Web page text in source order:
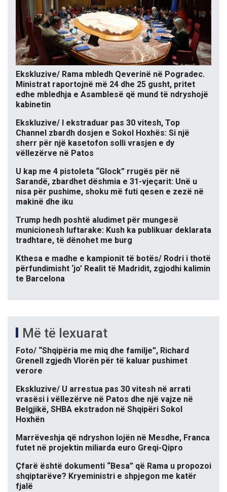
Ekskluzive/ Rama mbledh Qeverinë në Pogradec.
Ministrat raportojnë më 24 dhe 25 gusht, pritet
edhe mbledhja e Asamblesë që mund të ndryshojë
kabinetin
Ekskluzive/ I ekstraduar pas 30 vitesh, Top
Channel zbardh dosjen e Sokol Hoxhës: Si një
sherr për një kasetofon solli vrasjen e dy
vëllezërve në Patos
U kap me 4 pistoleta “Glock” rrugës për në
Sarandë, zbardhet dëshmia e 31-vjeçarit: Unë u
nisa për pushime, shoku më futi qesen e zezë në
makinë dhe iku
Trump hedh poshtë aludimet për mungesë
municionesh luftarake: Kush ka publikuar deklarata
tradhtare, të dënohet me burg
Kthesa e madhe e kampionit të botës/ Rodri i thotë
përfundimisht ‘jo’ Realit të Madridit, zgjodhi kalimin
te Barcelona
Më të lexuarat
Foto/ “Shqipëria me miq dhe familje”, Richard
Grenell zgjedh Vlorën për të kaluar pushimet
verore
Ekskluzive/ U arrestua pas 30 vitesh në arrati
vrasësi i vëllezërve në Patos dhe një vajze në
Belgjikë, SHBA ekstradon në Shqipëri Sokol
Hoxhën
Marrëveshja që ndryshon lojën në Mesdhe, Franca
futet në projektin miliarda euro Greqi-Qipro
Çfarë është dokumenti “Besa” që Rama u propozoi
shqiptarëve? Kryeministri e shpjegon me katër
fjalë